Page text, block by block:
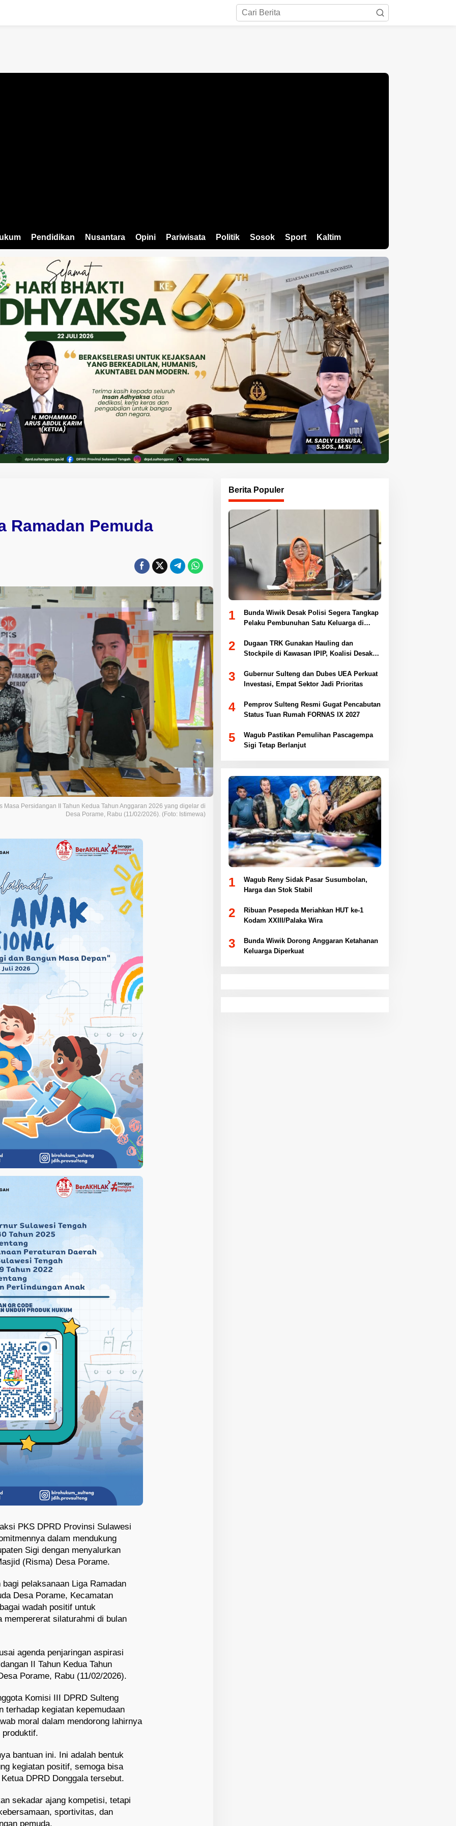
Pendidikan Nusantara Opini Pariwisata Politik Sosok Sport Kaltim
Ramadan Pemuda
Persidangan II Tahun Kedua Tahun Anggaran 2026 yang digelar di
Desa Porame, Rabu (11/02/2026). (Foto: Istimewa)
PKS DPRD Provinsi Sulawesi
dalam mendukung
Sigi dengan menyalurkan
(Risma) Desa Porame.
pelaksanaan Liga Ramadan
Desa Porame, Kecamatan
wadah positif untuk
mempererat silaturahmi di bulan
agenda penjaringan aspirasi
II Tahun Kedua Tahun
Porame, Rabu (11/02/2026).
Komisi III DPRD Sulteng
terhadap kegiatan kepemudaan
moral dalam mendorong lahirnya
bantuan ini. Ini adalah bentuk
kegiatan positif, semoga bisa
DPRD Donggala tersebut.
sekadar ajang kompetisi, tetapi
sportivitas, dan
pemuda.
Berita Populer
1
Bunda Wiwik Desak Polisi Segera Tangkap
Pelaku Pembunuhan Satu Keluarga di
2
Dugaan TRK Gunakan Hauling dan
Stockpile di Kawasan IPIP, Koalisi Desak
3
Gubernur Sulteng dan Dubes UEA Perkuat
Investasi, Empat Sektor Jadi Prioritas
4
Pemprov Sulteng Resmi Gugat Pencabutan
Status Tuan Rumah FORNAS IX 2027
5
Wagub Pastikan Pemulihan Pascagempa
Sigi Tetap Berlanjut
1
Wagub Reny Sidak Pasar Susumbolan,
Harga dan Stok Stabil
2
Ribuan Pesepeda Meriahkan HUT ke-1
Kodam XXIII/Palaka Wira
3
Bunda Wiwik Dorong Anggaran Ketahanan
Keluarga Diperkuat